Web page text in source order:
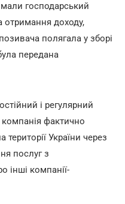
мали господарський
отримання доходу,
полягала у зборі
передана
і регулярний
фактично
України через
послуг з
інші компанії-